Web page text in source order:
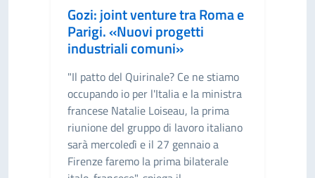
Gozi: joint venture tra Roma e
Parigi. «Nuovi progetti
industriali comuni»
"Il patto del Quirinale? Ce ne stiamo
occupando io per l'Italia e la ministra
francese Natalie Loiseau, la prima
riunione del gruppo di lavoro italiano
sarà mercoledì e il 27 gennaio a
Firenze faremo la prima bilaterale